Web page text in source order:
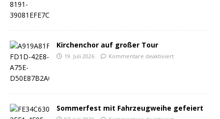
Kirchenchor auf großer Tour
19. Juli 2026 Kommentare deaktiviert
Sommerfest mit Fahrzeugweihe gefeiert